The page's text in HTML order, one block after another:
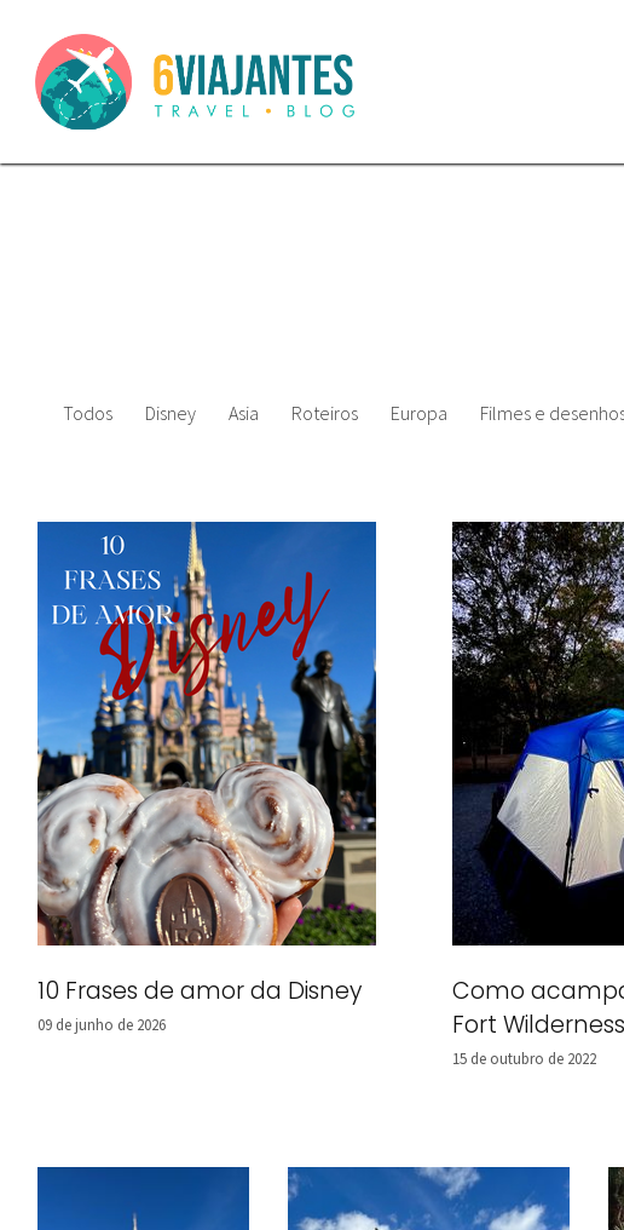
Todos Disney Asia Roteiros Europa Filmes e
10 Frases de amor da Disney
09 de junho de 2026
Como
Fort Wilderness
15 de outubro de 2022